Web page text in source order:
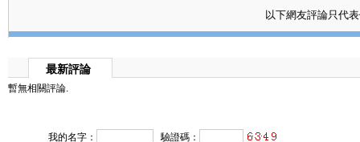
以下網友評論只代
最新評論
暫無相關評論.
我的名字： 驗證碼：